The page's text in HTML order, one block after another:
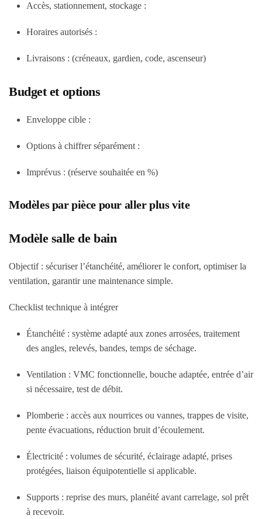
Accès, stationnement, stockage :
Horaires autorisés :
Livraisons : (créneaux, gardien, code, ascenseur)
Budget et options
Enveloppe cible :
Options à chiffrer séparément :
Imprévus : (réserve souhaitée en %)
Modèles par pièce pour aller plus vite
Modèle salle de bain
Objectif : sécuriser l’étanchéité, améliorer le confort, optimiser la
ventilation, garantir une maintenance simple.
Checklist technique à intégrer
Étanchéité : système adapté aux zones arrosées, traitement
des angles, relevés, bandes, temps de séchage.
Ventilation : VMC fonctionnelle, bouche adaptée, entrée d’air
si nécessaire, test de débit.
Plomberie : accès aux nourrices ou vannes, trappes de visite,
pente évacuations, réduction bruit d’écoulement.
Électricité : volumes de sécurité, éclairage adapté, prises
protégées, liaison équipotentielle si applicable.
Supports : reprise des murs, planéité avant carrelage, sol prêt
à recevoir.